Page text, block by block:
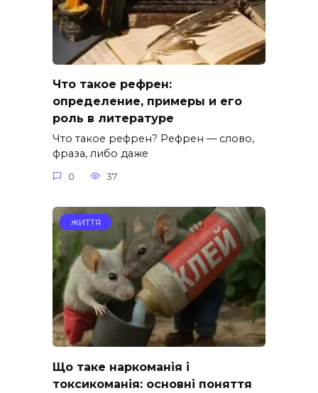
Что такое рефрен:
определение, примеры и его
роль в литературе
Что такое рефрен? Рефрен — слово,
фраза, либо даже
0 37
ЖИТТЯ
Що таке наркоманія і
токсикоманія: основні поняття